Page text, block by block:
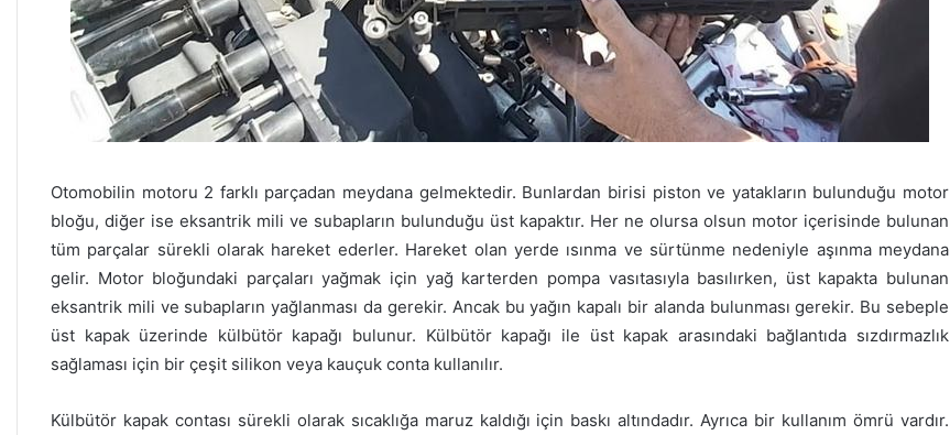
Otomobilin motoru 2 farklı parçadan meydana gelmektedir. Bunlardan birisi piston ve yatakların bulunduğu motor
bloğu, diğer ise eksantrik mili ve subapların bulunduğu üst kapaktır. Her ne olursa olsun motor içerisinde bulunan
tüm parçalar sürekli olarak hareket ederler. Hareket olan yerde ısınma ve sürtünme nedeniyle aşınma meydana
gelir. Motor bloğundaki parçaları yağmak için yağ karterden pompa vasıtasıyla basılırken, üst kapakta bulunan
eksantrik mili ve subapların yağlanması da gerekir. Ancak bu yağın kapalı bir alanda bulunması gerekir. Bu sebeple
üst kapak üzerinde külbütör kapağı bulunur. Külbütör kapağı ile üst kapak arasındaki bağlantıda sızdırmazlık
sağlaması için bir çeşit silikon veya kauçuk conta kullanılır.
Külbütör kapak contası sürekli olarak sıcaklığa maruz kaldığı için baskı altındadır. Ayrıca bir kullanım ömrü vardır.